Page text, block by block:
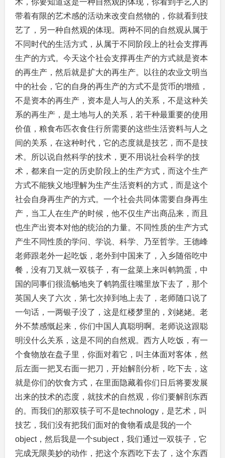
术，你要知道这是一种自然观的体现，你看到手艺人的
带着有限的艺术感的活动来改变自然物的，你就看到技
艺了，另一种自然观的体现。两种不同的自然观从属于
不同时代的生活方式，从属于不同阶段上的社会支撑再
生产的方式。今天这个社会支撑再生产的方式就是资本
的再生产，然后就是扩大的再生产。以往的农业文明当
中的社会，它的自身的再生产的方式不是货币的增殖，
不是资本的再生产，资本是人与人的关系，不是这种关
系的再生产，是土地与人的关系，若干种最重要的使用
价值，粮食布匹衣食住行所需要的这些生活资料与人之
间的关系，在这种时代，它的态度就是技艺，而不是技
术。所以说自然科学的技术，更不用说社会科学的技
术，都来自一定的历史阶段上的生产方式，而这个生产
方式不能狭义地理解为生产生活资料的方式，而是这个
社会自身再生产的方式。一个社会共同体需要自身再生
产，当工人在生产的时候，他不仅生产出商品来，而且
也生产出资本对他的统治的力量。不同性质的生产方式
产生不同性质的学问、学说、科学、乃至哲学。王德峰
老师跟老外一起吃饭，老外到中国来了，入乡随俗吃中
餐，没有刀叉就一双筷子，有一盆菜上来叫鹌鹑蛋，中
国的同事们很流畅地夹了鹌鹑蛋往嘴里放下去了，那个
英国人夹了六次，第七次掉到地上去了，老师随口说了
一句话，一两银子没了，这是红楼梦里的，刘姥姥。老
外不禁感慨起来，你们中国人真聪明啊。老师说这跟聪
明没什么关系，这是不同的自然观。西方人吃饭，有一
个食物放在盘子里，你面对着它，叫主体面对客体，然
后左面一把叉右面一把刀，开始解剖分析，吃下去，这
就是你们的饮食方式，在里面隐藏着你们日后将要发展
出来的技术的态度，就技术的自然观，你们要解剖东西
的。而我们的那双筷子可不是technology，是艺术，叫
技艺，我们没有把我们面对的食物看成是我的一个
object，然后我是一个subject，我们通过一双筷子，它
完成无限美妙的动作，把这个东西吃下去了，这个东西